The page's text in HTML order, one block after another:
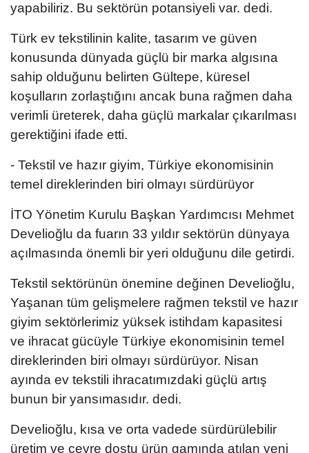
yapabiliriz. Bu sektörün potansiyeli var. dedi.
Türk ev tekstilinin kalite, tasarım ve güven
konusunda dünyada güçlü bir marka algısına
sahip olduğunu belirten Gültepe, küresel
koşulların zorlaştığını ancak buna rağmen daha
verimli üreterek, daha güçlü markalar çıkarılması
gerektiğini ifade etti.
- Tekstil ve hazır giyim, Türkiye ekonomisinin
temel direklerinden biri olmayı sürdürüyor
İTO Yönetim Kurulu Başkan Yardımcısı Mehmet
Develioğlu da fuarın 33 yıldır sektörün dünyaya
açılmasında önemli bir yeri olduğunu dile getirdi.
Tekstil sektörünün önemine değinen Develioğlu,
Yaşanan tüm gelişmelere rağmen tekstil ve hazır
giyim sektörlerimiz yüksek istihdam kapasitesi
ve ihracat gücüyle Türkiye ekonomisinin temel
direklerinden biri olmayı sürdürüyor. Nisan
ayında ev tekstili ihracatımızdaki güçlü artış
bunun bir yansımasıdır. dedi.
Develioğlu, kısa ve orta vadede sürdürülebilir
üretim ve çevre dostu ürün gamında atılan yeni